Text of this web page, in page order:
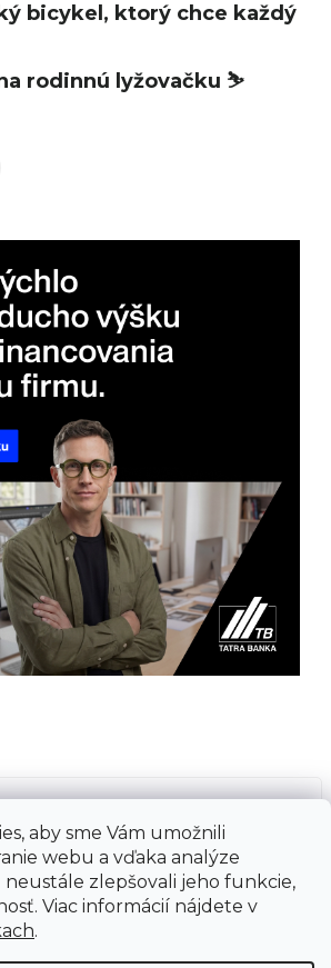
aby sme Vám umožnili
webu a vďaka analýze
zlepšovali jeho funkcie,
Viac informácií nájdete v
.
bicykel, ktorý chce každý
rodinnú lyžovačku ⛷️